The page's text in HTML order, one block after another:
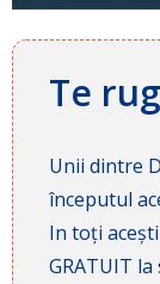
Te
Unii dintre
începutul
In toți
GRATUIT